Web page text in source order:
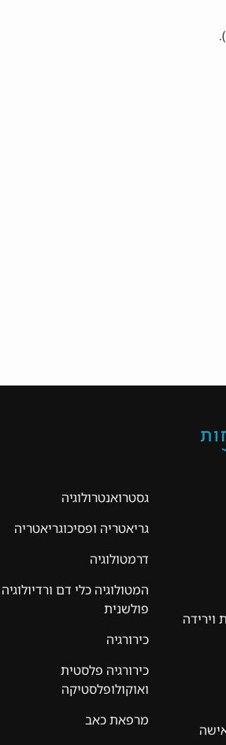
וירידה
גסטרואנטרולוגיה
גריאטריה ופסיכוגריאטריה
דרמטולוגיה
המטולוגיה כלי דם ורדיולוגיה
פולשנית
כירורגיה
כירורגיה פלסטית
ואוקולופלסטיקה
מרפאת כאב